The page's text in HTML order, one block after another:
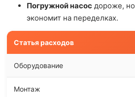
Погружной насос дороже,
экономит на переделках.
Статья расходов
Оборудование
Монтаж